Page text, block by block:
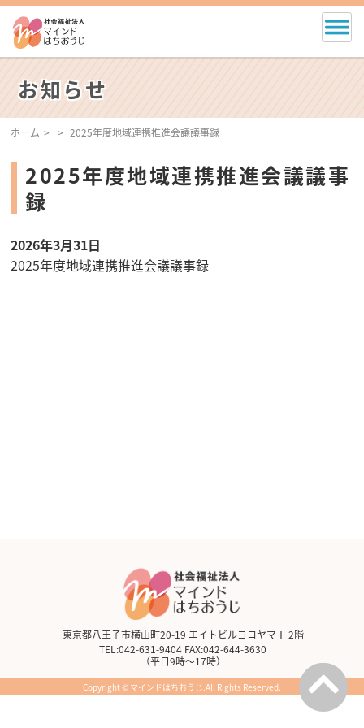
お知らせ
ホーム 2025年度地域連携推進会議議事録
2025年度地域連携推進会議議事
録
2026年3月31日
2025年度地域連携推進会議議事録
東京都八王子市横山町20-19 エイトビルヨコヤマⅠ 2階
TEL:042-631-9404 FAX:042-644-3630
（平日9時～17時）
Copyright © マインドはちおうじ.All Rights Reserved.